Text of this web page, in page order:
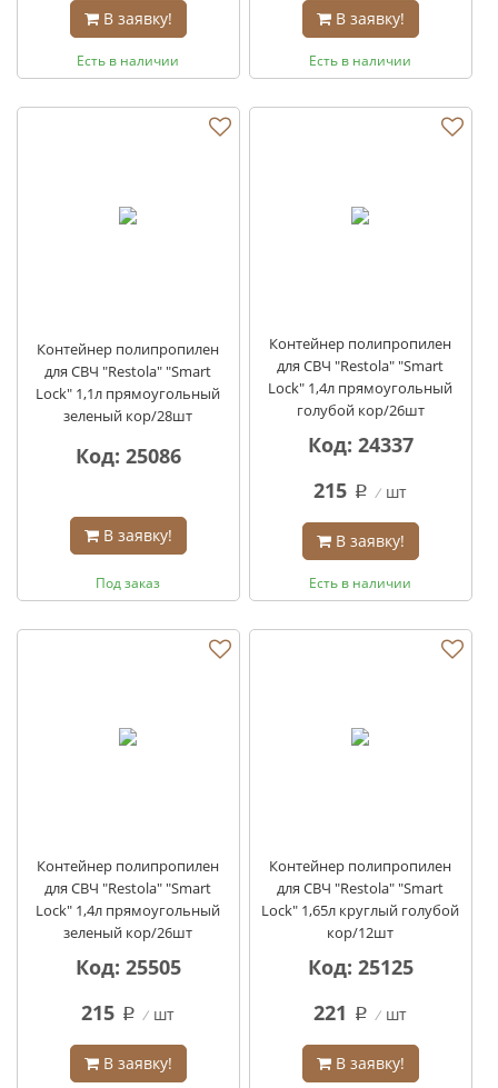
В заявку!
Есть в наличии
В заявку!
Есть в наличии
Контейнер полипропилен
для СВЧ "Restola" "Smart
Lock" 1,1л прямоугольный
зеленый кор/28шт
Код: 25086
В заявку!
Под заказ
Контейнер полипропилен
для СВЧ "Restola" "Smart
Lock" 1,4л прямоугольный
голубой кор/26шт
Код: 24337
215 q шт
В заявку!
Есть в наличии
Контейнер полипропилен
для СВЧ "Restola" "Smart
Lock" 1,4л прямоугольный
зеленый кор/26шт
Код: 25505
215 q шт
В заявку!
Контейнер полипропилен
для СВЧ "Restola" "Smart
Lock" 1,65л круглый голубой
кор/12шт
Код: 25125
221
q шт
В заявку!